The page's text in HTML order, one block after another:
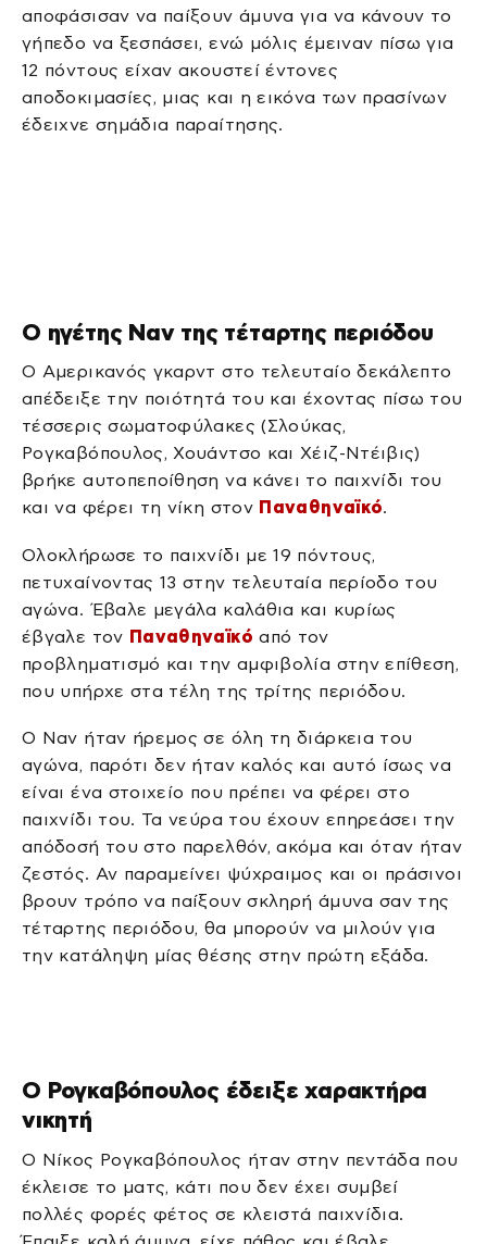
αποφάσισαν να παίξουν άμυνα για να κάνουν το
γήπεδο να ξεσπάσει, ενώ μόλις έμειναν πίσω για
12 πόντους είχαν ακουστεί έντονες
αποδοκιμασίες, μιας και η εικόνα των πρασίνων
έδειχνε σημάδια παραίτησης.
Ο ηγέτης Ναν της τέταρτης περιόδου
Ο Αμερικανός γκαρντ στο τελευταίο δεκάλεπτο
απέδειξε την ποιότητά του και έχοντας πίσω του
τέσσερις σωματοφύλακες (Σλούκας,
Ρογκαβόπουλος, Χουάντσο και Χέιζ-Ντέιβις)
βρήκε αυτοπεποίθηση να κάνει το παιχνίδι του
και να φέρει τη νίκη στον Παναθηναϊκό.
Ολοκλήρωσε το παιχνίδι με 19 πόντους,
πετυχαίνοντας 13 στην τελευταία περίοδο του
αγώνα. Έβαλε μεγάλα καλάθια και κυρίως
έβγαλε τον Παναθηναϊκό από τον
προβληματισμό και την αμφιβολία στην επίθεση,
που υπήρχε στα τέλη της τρίτης περιόδου.
Ο Ναν ήταν ήρεμος σε όλη τη διάρκεια του
αγώνα, παρότι δεν ήταν καλός και αυτό ίσως να
είναι ένα στοιχείο που πρέπει να φέρει στο
παιχνίδι του. Τα νεύρα του έχουν επηρεάσει την
απόδοσή του στο παρελθόν, ακόμα και όταν ήταν
ζεστός. Αν παραμείνει ψύχραιμος και οι πράσινοι
βρουν τρόπο να παίξουν σκληρή άμυνα σαν της
τέταρτης περιόδου, θα μπορούν να μιλούν για
την κατάληψη μίας θέσης στην πρώτη εξάδα.
Ο Ρογκαβόπουλος έδειξε χαρακτήρα
νικητή
Ο Νίκος Ρογκαβόπουλος ήταν στην πεντάδα που
έκλεισε το ματς, κάτι που δεν έχει συμβεί
πολλές φορές φέτος σε κλειστά παιχνίδια.